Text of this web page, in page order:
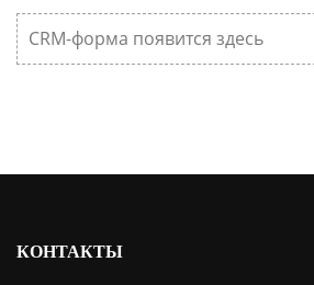
CRM-форма появится здесь
КОНТАКТЫ